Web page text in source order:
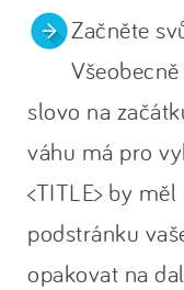
Začněte
slovo na
váhu má pro
<TITLE> by
podstránku
opakovat na